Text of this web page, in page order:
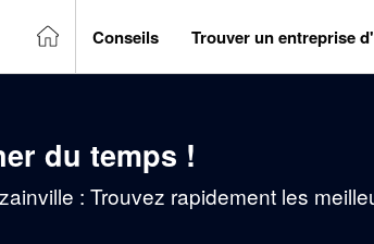
Conseils Trouver un entreprise
du temps !
: Trouvez rapidement les